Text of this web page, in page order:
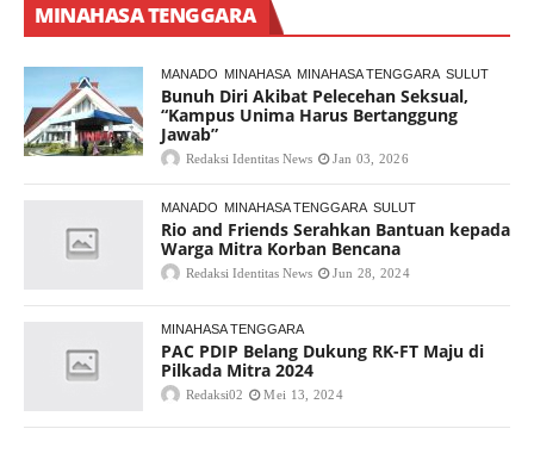
MINAHASA TENGGARA
MANADO MINAHASA MINAHASA TENGGARA SULUT
Bunuh Diri Akibat Pelecehan Seksual,
“Kampus Unima Harus Bertanggung
Jawab”
Redaksi Identitas News Jan 03, 2026
MANADO MINAHASA TENGGARA SULUT
Rio and Friends Serahkan Bantuan kepada
Warga Mitra Korban Bencana
Redaksi Identitas News Jun 28, 2024
MINAHASA TENGGARA
PAC PDIP Belang Dukung RK-FT Maju di
Pilkada Mitra 2024
Redaksi02 Mei 13, 2024